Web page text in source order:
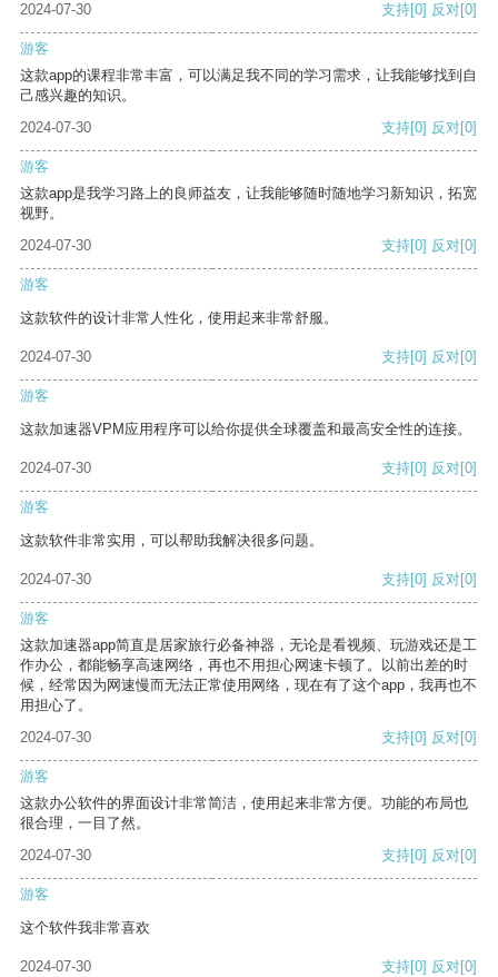
2024-07-30 支持[0] 反对[0]
游客
这款app的课程非常丰富，可以满足我不同的学习需求，让我能够找到自
己感兴趣的知识。
2024-07-30
支持[0] 反对[0]
游客
这款app是我学习路上的良师益友，让我能够随时随地学习新知识，拓宽
视野。
2024-07-30
支持[0] 反对[0]
游客
这款软件的设计非常人性化，使用起来非常舒服。
2024-07-30 支持[0] 反对[0]
游客
这款加速器VPM应用程序可以给你提供全球覆盖和最高安全性的连接。
2024-07-30 支持[0] 反对[0]
游客
这款软件非常实用，可以帮助我解决很多问题。
2024-07-30 支持[0] 反对[0]
游客
这款加速器app简直是居家旅行必备神器，无论是看视频、玩游戏还是工
作办公，都能畅享高速网络，再也不用担心网速卡顿了。以前出差的时
候，经常因为网速慢而无法正常使用网络，现在有了这个app，我再也不
用担心了。
2024-07-30
支持[0] 反对[0]
游客
这款办公软件的界面设计非常简洁，使用起来非常方便。功能的布局也
很合理，一目了然。
2024-07-30
支持[0] 反对[0]
游客
这个软件我非常喜欢
2024-07-30 支持[0] 反对[0]